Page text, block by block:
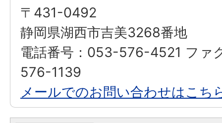
〒431-0492
静岡県湖西市吉美3268番地
電話番号：053-576-4521 ファ
576-1139
メールでのお問い合わせはこち